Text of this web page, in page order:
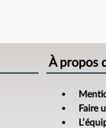
À propos
Faire